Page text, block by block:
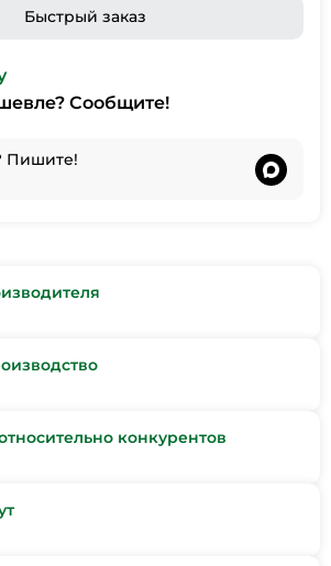
Быстрый заказ
Сообщите!
Пишите!
конкурентов